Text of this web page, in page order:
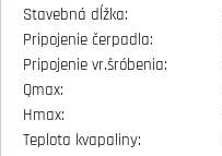
Stavebná dĺžka:
Pripojenie čerpadla:
Pripojenie vr.šróbenia:
Qmax:
Hmax:
Teplota kvapaliny: